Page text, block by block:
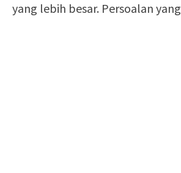
yang lebih besar. Persoalan yang